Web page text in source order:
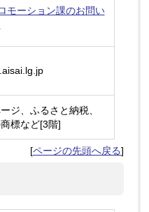
モーション課のお問い
ジ、ふるさと納税、
標など[3階]
[ページの先頭へ戻る]